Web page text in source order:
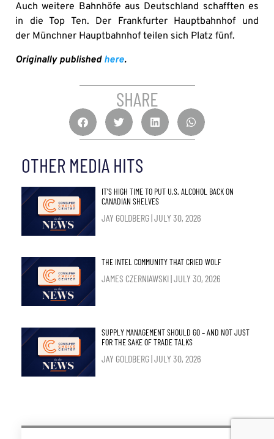
Auch weitere Bahnhöfe aus Deutschland schafften es
in die Top Ten. Der Frankfurter Hauptbahnhof und
der Münchner Hauptbahnhof teilen sich Platz fünf.
Originally published here.
SHARE
OTHER MEDIA HITS
IT’S HIGH TIME TO PUT U.S. ALCOHOL BACK ON
CANADIAN SHELVES
JAY GOLDBERG JULY 30, 2026
THE INTEL COMMUNITY THAT CRIED WOLF
JAMES CZERNIAWSKI JULY 30, 2026
SUPPLY MANAGEMENT SHOULD GO – AND NOT JUST
FOR THE SAKE OF TRADE TALKS
JAY GOLDBERG JULY 30, 2026